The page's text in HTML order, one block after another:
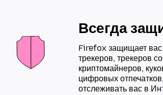
Всегда
Firefox защищает вас
трекеров, трекеров
криптомайнеров,
цифровых
отслеживать вас в